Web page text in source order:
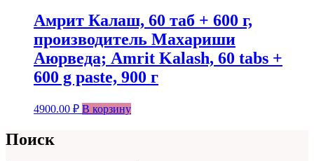
Амрит Калаш, 60 таб + 600 г,
производитель Махариши
Аюрведа; Amrit Kalash, 60 tabs +
600 g paste, 900 г
4900.00 ₽ В корзину
Поиск